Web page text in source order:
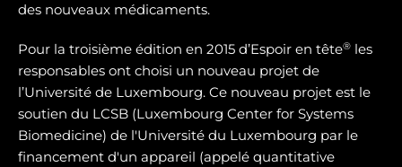
des nouveaux médicaments.
Pour la troisième édition en 2015 d’Espoir en tête® les
responsables ont choisi un nouveau projet de
l’Université de Luxembourg. Ce nouveau projet est le
soutien du LCSB (Luxembourg Center for Systems
Biomedicine) de l'Université du Luxembourg par le
financement d'un appareil (appelé quantitative